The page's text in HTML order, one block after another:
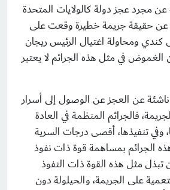
مجرد عجز دولة كالولايات المتحدة
عن حقيقة جريمة خطيرة وقعت على
كندي ومحاولة اغتيال الرئيس ريجان
في مثل هذه الجرائم لا يعتبر
عن العجز عن الوصول إلى أسرار
فالجرائم المنظمة في العادة
وفي تنفيذها، أقصى درجات السرية
الجرائم بمساهمة قوة ذات نفوذ
تبذل مثل هذه القوة ذات النفوذ
على الجريمة، والحيلولة دون